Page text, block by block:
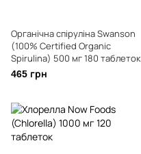
Органічна спіруліна Swanson
(100% Certified Organic
Spirulina) 500 мг 180 таблеток
465 грн